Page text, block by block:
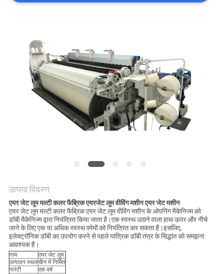
उद्धरण
PRIVACY
POLICY
उत्पाद विवरण
एयर जेट लूम मल्टी कलर फैब्रिक एयरजेट लूम वीविंग मशीन एयर जेट मशीन
एयर जेट लूम मल्टी कलर फैब्रिक एयर जेट लूम वीविंग मशीन के ओपनिंग मैकेनिज्म को
डॉबी मैकेनिज्म द्वारा नियंत्रित किया जाता है।एक स्वस्थ उठाने वाला हाथ ऊपर और नीचे
जाने के लिए एक या अधिक स्वस्थ फ़्रेमों को नियंत्रित कर सकता है।इसलिए,
इलेक्ट्रॉनिक डॉबी का उपयोग करने से पहले यांत्रिक डॉबी तंत्र के सिद्धांत को समझना
आवश्यक है।
नाम
एयर जेट लूम
उत्पादन स्थलचीन में निर्मित
गारंटी
एक वर्ष